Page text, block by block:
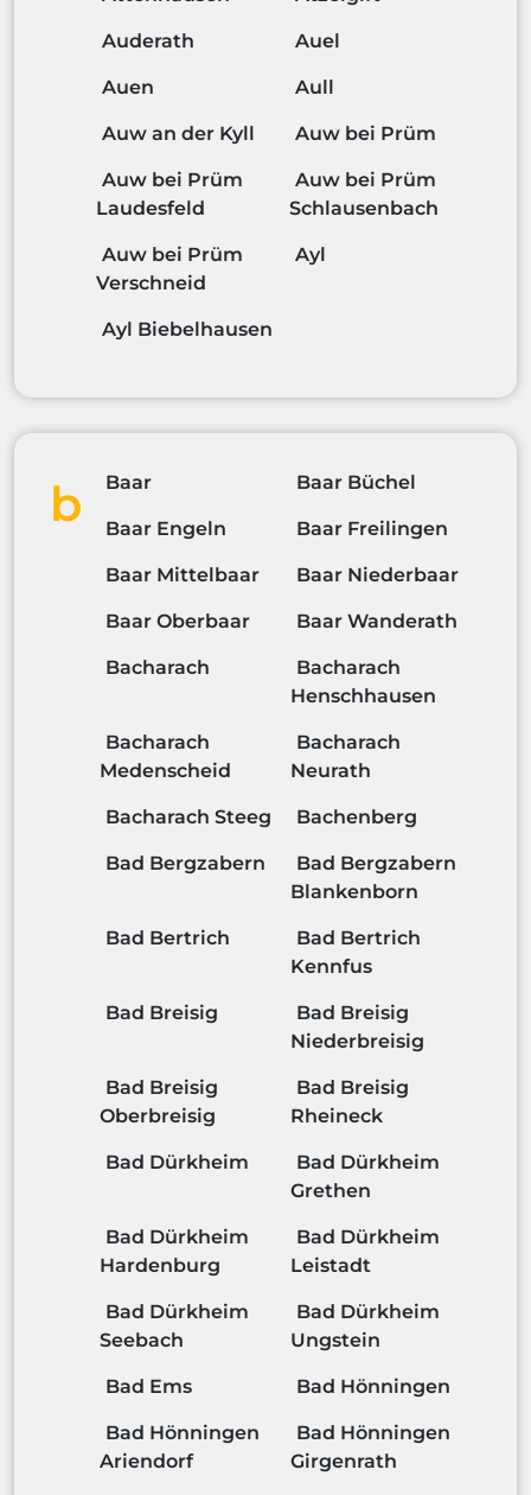
Auderath Auel
Auen Aull
Auw an der Kyll Auw bei Prüm
Auw bei Prüm
Laudesfeld
Auw bei Prüm
Schlausenbach
Auw bei Prüm
Verschneid
Ayl
Ayl Biebelhausen
b Baar Baar Büchel
Baar Engeln Baar Freilingen
Baar Mittelbaar Baar Niederbaar
Baar Oberbaar Baar Wanderath
Bacharach
Bacharach
Henschhausen
Bacharach
Medenscheid
Bacharach
Neurath
Bacharach Steeg Bachenberg
Bad Bergzabern
Bad Bergzabern
Blankenborn
Bad Bertrich
Bad Bertrich
Kennfus
Bad Breisig
Bad Breisig
Niederbreisig
Bad Breisig
Oberbreisig
Bad Breisig
Rheineck
Bad Dürkheim
Bad Dürkheim
Grethen
Bad Dürkheim
Hardenburg
Bad Dürkheim
Leistadt
Bad Dürkheim
Seebach
Bad Dürkheim
Ungstein
Bad Ems Bad Hönningen
Bad Hönningen
Ariendorf
Bad Hönningen
Girgenrath